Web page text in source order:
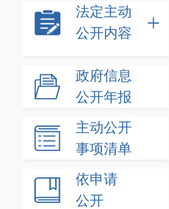
法定主动
公开内容
政府信息
公开年报
主动公开
事项清单
依申请
公开